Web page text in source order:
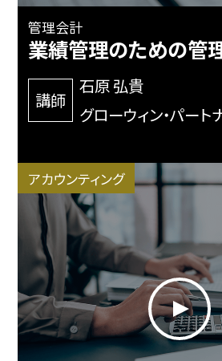
管理会計
業績管理のための管
講師
石原 弘貴
グローウィン・パート
アカウンティング